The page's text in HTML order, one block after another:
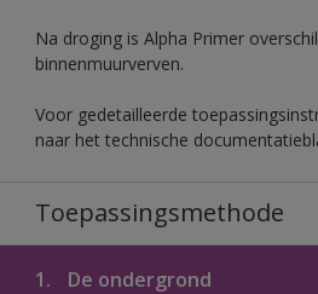
Na droging is Alpha Primer
binnenmuurverven.
Voor gedetailleerde
naar het technische
Toepassingsmethode
1. De ondergrond